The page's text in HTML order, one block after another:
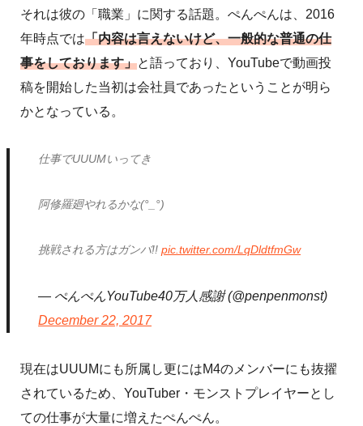
それは彼の「職業」に関する話題。ぺんぺんは、2016
年時点では「内容は言えないけど、一般的な普通の仕
事をしております」と語っており、YouTubeで動画投
稿を開始した当初は会社員であったということが明ら
かとなっている。
仕事でUUUMいってき
阿修羅廻やれるかな(°_°)
挑戦される方はガンバ!!pic.twitter.com/LqDldtfmGw
— ぺんぺんYouTube40万人感謝 (@penpenmonst)
December 22, 2017
現在はUUUMにも所属し更にはM4のメンバーにも抜擢
されているため、YouTuber・モンストプレイヤーとし
ての仕事が大量に増えたぺんぺん。